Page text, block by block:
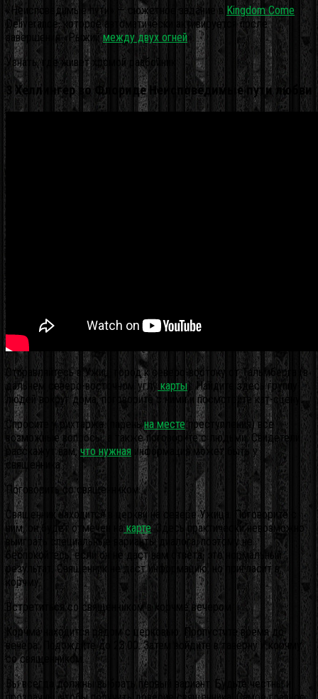
«Неисповедимые пути» — сюжетное задание в Kingdom Come
Deliverance, которое автоматически активируется после
завершения «Рыжиймежду двух огней».
Узнать, где живет хромой разбойник
3 Хеллингер во Флориде Неисповедимые пути любви
Отправляйтесь в Ужиц, город к северо-востоку от Тальмберга (в
дальнем северо-восточном углу карты).
Найдите здесь группу
людей вокруг дома, поговорите с ними и посмотрите кат-сцену.
Спросите у рихтаржа (пареньна месте преступления) все
возможные вопросы, а также поговорите с людьми. Свидетели
расскажут вам,что нужная информация может быть у
священника.
Поговорить со священником
Священник находится в церкви на севере Ужица. Поговорите с
ним, он будет отмечен накарте. Здесь практически невозможно
выиграть специальные варианты диалога, поэтому не
беспокойтесь, если он не даст вам ответа, это нормальный
результат. Священник не даст информацию, но пригласит в
корчму.
Встретиться со священником в корчме вечером
Корчма находится рядом с церковью. Пропустите время до
вечера. Подождите до 23:00. Затем войдите в таверну и корчму
со священником.
Вы всегда должны выбрать первый вариант. Будьте честны и